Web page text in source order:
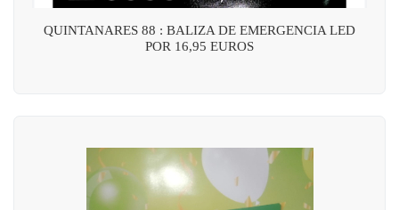
QUINTANARES 88 : BALIZA DE EMERGENCIA LED
POR 16,95 EUROS